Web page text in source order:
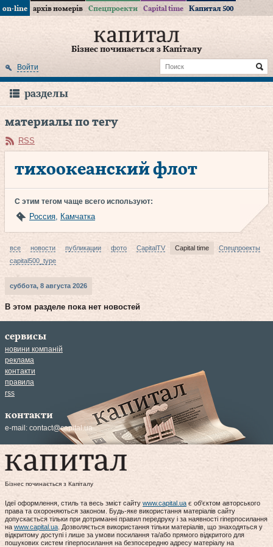
on-line архів номерів Спецпроекти Capital time Капитал 500
Бізнес починається з Капіталу
Войти
разделы
материалы по тегу
RSS
тихоокеанский флот
С этим тегом чаще всего используют:
Россия, Камчатка
все новости публикации фото CapitalTV Capital time
Спецпроекты
capital500_type
суббота, 8 августа 2026
В этом разделе пока нет новостей
сервисы
новини компаній
реклама
контакти
правила
rss
контакти
e-mail: contact@capital.ua
Бізнес починається з Капіталу
Ідеї оформлення, стиль та весь зміст сайту www.capital.ua є об'єктом авторського
права та охороняються законом. Будь-яке використання матеріалів сайту
допускається тільки при дотриманні правил передруку і за наявності гіперпосилання
на www.capital.ua . Дозволяється використання тільки матеріалів, що знаходяться у
відкритому доступі і лише за умови посилання та/або прямого відкритого для
пошукових систем гіперпосилання на безпосередню адресу матеріалу на